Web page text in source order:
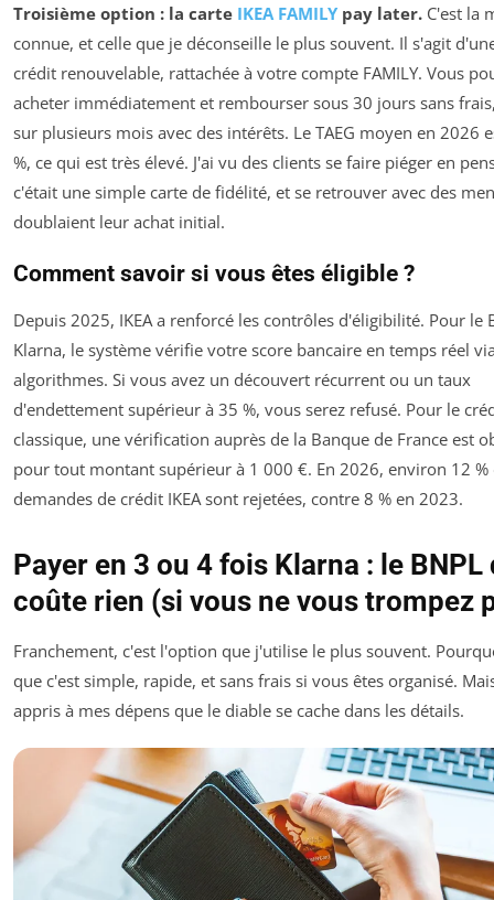
Troisième option : la carte IKEA FAMILY pay later. C'est la
connue, et celle que je déconseille le plus souvent. Il s'agit
crédit renouvelable, rattachée à votre compte FAMILY. Vous
acheter immédiatement et rembourser sous 30 jours sans
sur plusieurs mois avec des intérêts. Le TAEG moyen en 2026
%, ce qui est très élevé. J'ai vu des clients se faire piéger en
c'était une simple carte de fidélité, et se retrouver avec des
doublaient leur achat initial.
Comment savoir si vous êtes éligible ?
Depuis 2025, IKEA a renforcé les contrôles d'éligibilité. Pour le
Klarna, le système vérifie votre score bancaire en temps réel
algorithmes. Si vous avez un découvert récurrent ou un taux
d'endettement supérieur à 35 %, vous serez refusé. Pour le
classique, une vérification auprès de la Banque de France est
pour tout montant supérieur à 1 000 €. En 2026, environ 12 %
demandes de crédit IKEA sont rejetées, contre 8 % en 2023.
Payer en 3 ou 4 fois Klarna : le BNPL
coûte rien (si vous ne vous trompez
Franchement, c'est l'option que j'utilise le plus souvent.
que c'est simple, rapide, et sans frais si vous êtes organisé.
appris à mes dépens que le diable se cache dans les détails.